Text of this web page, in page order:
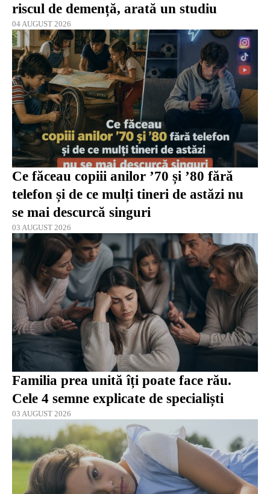
riscul de demență, arată un studiu
04 AUGUST 2026
Ce făceau copiii anilor ’70 și ’80 fără
telefon și de ce mulți tineri de astăzi nu
se mai descurcă singuri
03 AUGUST 2026
Familia prea unită îți poate face rău.
Cele 4 semne explicate de specialiști
03 AUGUST 2026